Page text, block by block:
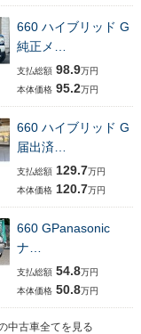
660 ハイブリッド G
純正メ…
支払総額 98.9万円
本体価格 95.2万円
660 ハイブリッド G
届出済…
支払総額 129.7万円
本体価格 120.7万円
660 GPanasonic
ナ…
支払総額 54.8万円
本体価格 50.8万円
中古車全てを見る